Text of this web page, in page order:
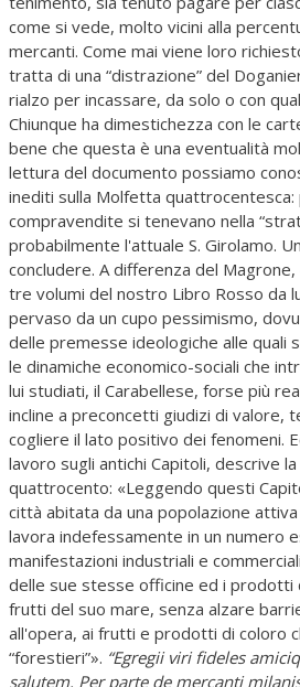
come si vede, molto vicini alla
mercanti. Come mai viene loro
tratta di una “distrazione” del
rialzo per incassare, da solo o con
Chiunque ha dimestichezza con le
bene che questa è una eventualità
lettura del documento possiamo
inediti sulla Molfetta quattrocentesca:
compravendite si tenevano nella
probabilmente l'attuale S. Girolamo.
concludere. A differenza del
tre volumi del nostro Libro Rosso da
pervaso da un cupo pessimismo,
delle premesse ideologiche alle quali
le dinamiche economico-sociali che
lui studiati, il Carabellese, forse più
incline a preconcetti giudizi di valore,
cogliere il lato positivo dei fenomeni.
lavoro sugli antichi Capitoli, descrive
quattrocento: «Leggendo questi
città abitata da una popolazione
lavora indefessamente in un numero
manifestazioni industriali e
delle sue stesse officine ed i prodotti
frutti del suo mare, senza alzare
all'opera, ai frutti e prodotti di coloro
“forestieri”». “Egregii viri fideles
salutem. Per parte de mercanti